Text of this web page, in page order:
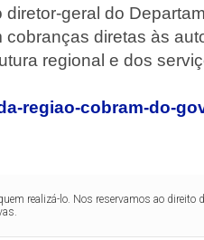
geral do
diretas às
regional e dos
regiao-cobram-do-
realizá-lo. Nos reservamos ao